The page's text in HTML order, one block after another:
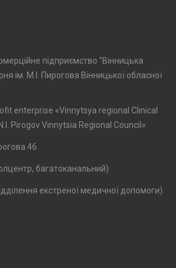
підприємство "Вінницька
ім. М.І. Пирогова Вінницької обласної
enterprise «Vinnytsya regional Clinical
Pirogov Vinnytsia Regional Council»
46
багатоканальний)
екстреної медичної допомоги)